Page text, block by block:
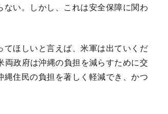
い。しかし、これは安全保障に関わ
ほしいと言えば、米軍は出ていくだ
政府は沖縄の負担を減らすために交
住民の負担を著しく軽減でき、かつ